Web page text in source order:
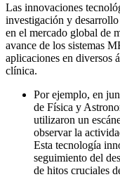
Las innovaciones
investigación y
en el mercado global de
avance de los sistemas
aplicaciones en diversos
clínica.
Por ejemplo, en
de Física y
utilizaron un
observar la
Esta tecnología
seguimiento del
de hitos cruciales